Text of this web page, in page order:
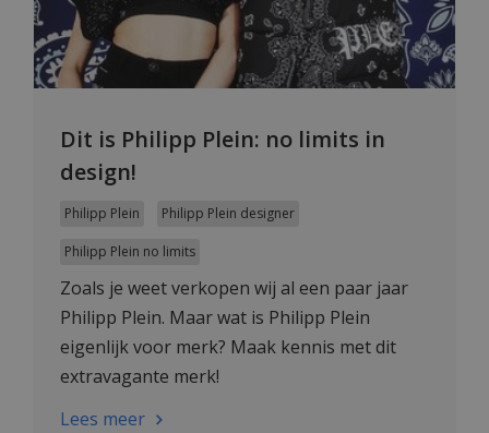
Dit is Philipp Plein: no limits in
design!
Philipp Plein Philipp Plein designer
Philipp Plein no limits
Zoals je weet verkopen wij al een paar jaar
Philipp Plein. Maar wat is Philipp Plein
eigenlijk voor merk? Maak kennis met dit
extravagante merk!
Lees meer